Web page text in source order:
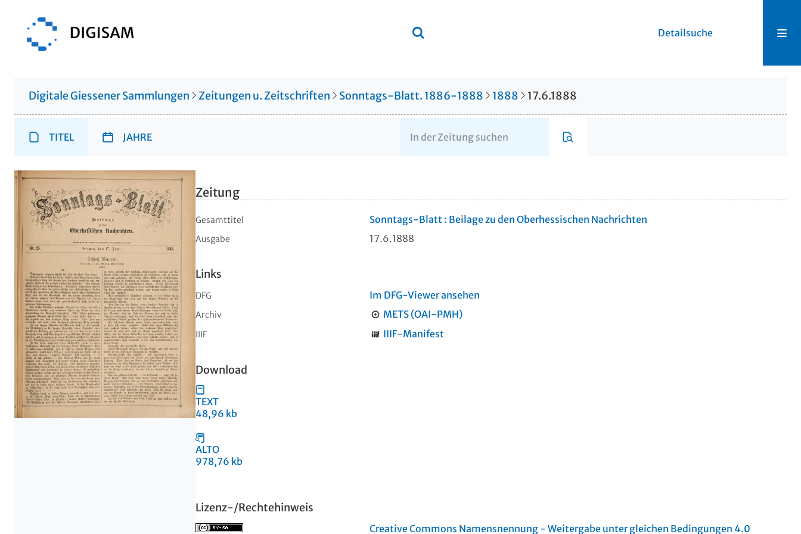
Detailsuche
Digitale Giessener Sammlungen Zeitungen u. Zeitschriften Sonntags-Blatt. 1886-1888 1888 17.6.1888
TITEL JAHRE
Zeitung
Gesamttitel Sonntags-Blatt : Beilage zu den Oberhessischen Nachrichten
Ausgabe 17.6.1888
Links
DFG Im DFG-Viewer ansehen
Archiv METS (OAI-PMH)
IIIF IIIF-Manifest
Download
TEXT
48,96 kb
ALTO
978,76 kb
Lizenz-/Rechtehinweis
Creative Commons Namensnennung - Weitergabe unter gleichen Bedingungen 4.0